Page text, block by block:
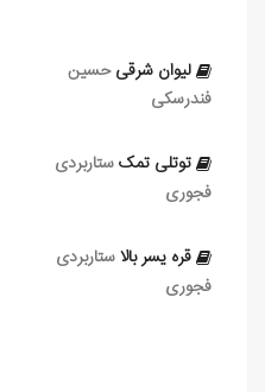
لیوان‌ شرقی حسین
فندرسکی
توتلی‌ تمکستاربردی
فجوری
قره‌ یسر بالاستاربردی
فجوری